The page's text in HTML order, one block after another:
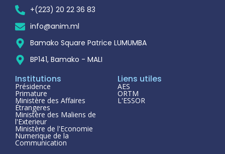
+(223) 20 22 36 83
info@anim.ml
Bamako Square Patrice LUMUMBA
BP141, Bamako - MALI
Institutions
Présidence
Primature
Ministère des Affaires
Étrangeres
Ministère des Maliens de
l'Exterieur
Ministère de l'Economie
Numerique de la
Communication
Liens utiles
AES
ORTM
L'ESSOR